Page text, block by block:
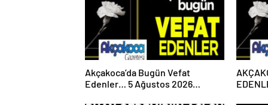
Akçakoca’da Bugün Vefat
Edenler… 5 Ağustos 2026